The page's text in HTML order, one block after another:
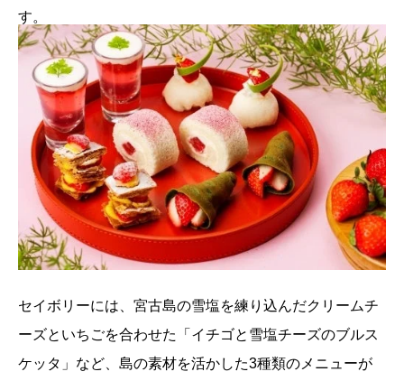
す。
セイボリーには、宮古島の雪塩を練り込んだクリームチ
ーズといちごを合わせた「イチゴと雪塩チーズのブルス
ケッタ」など、島の素材を活かした3種類のメニューが